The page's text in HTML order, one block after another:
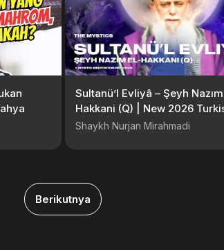
Sultanü’l Evliyâ – Şeyh
Hakkani (Q) | New 2026
Nasheed | Mystic Meditation
Shaykh Nurjan Mirahmadi
Berikutnya